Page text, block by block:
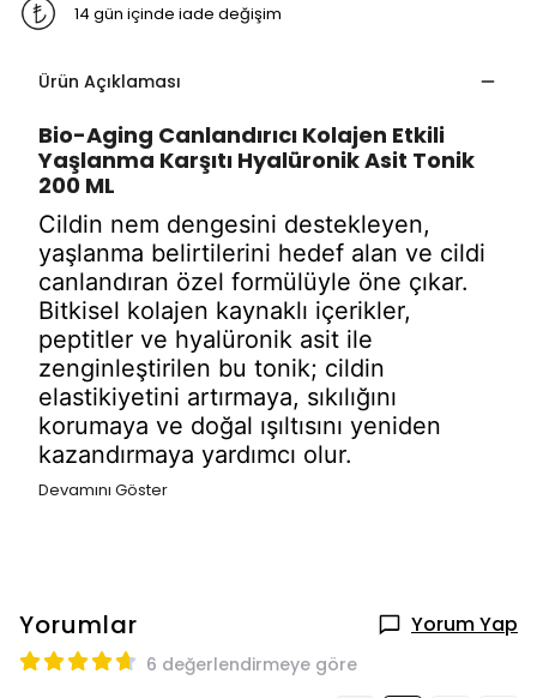
14 gün içinde iade değişim
Ürün Açıklaması
Bio-Aging Canlandırıcı Kolajen Etkili
Yaşlanma Karşıtı Hyalüronik Asit Tonik
200 ML
Cildin nem dengesini destekleyen,
yaşlanma belirtilerini hedef alan ve cildi
canlandıran özel formülüyle öne çıkar.
Bitkisel kolajen kaynaklı içerikler,
peptitler ve hyalüronik asit ile
zenginleştirilen bu tonik; cildin
elastikiyetini artırmaya, sıkılığını
korumaya ve doğal ışıltısını yeniden
kazandırmaya yardımcı olur.
Devamını Göster
Yorumlar Yorum Yap
6 değerlendirmeye göre